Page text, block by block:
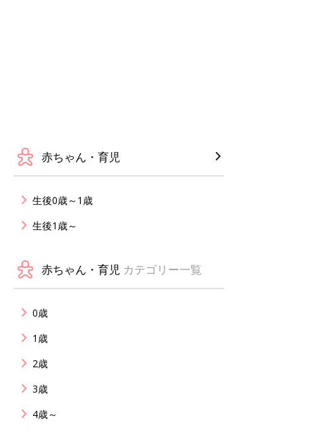
赤ちゃん・育児
生後0歳～1歳
生後1歳～
赤ちゃん・育児 カテゴリー一覧
0歳
1歳
2歳
3歳
4歳～